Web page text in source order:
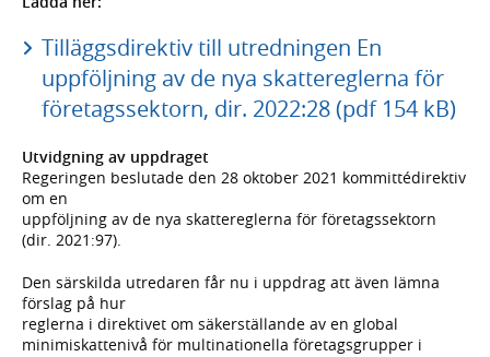
Tilläggsdirektiv till utredningen En
uppföljning av de nya skattereglerna för
företagssektorn, dir. 2022:28 (pdf 154 kB)
Utvidgning av uppdraget
Regeringen beslutade den 28 oktober 2021 kommittédirektiv
om en
uppföljning av de nya skattereglerna för företagssektorn
(dir. 2021:97).
Den särskilda utredaren får nu i uppdrag att även lämna
förslag på hur
reglerna i direktivet om säkerställande av en global
minimiskattenivå för multinationella företagsgrupper i